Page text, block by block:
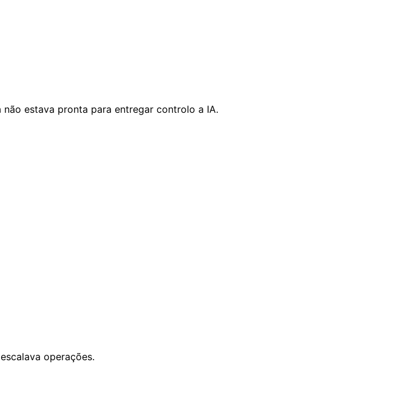
estava pronta para entregar controlo a IA.
operações.